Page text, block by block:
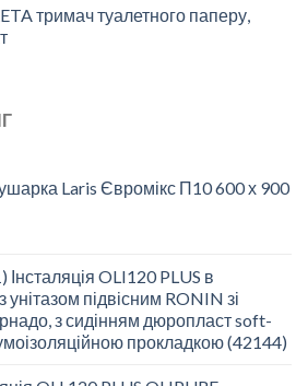
тримач туалетного паперу,
Laris Євромікс П10 600 х 900
Інсталяція OLI120 PLUS в
унітазом підвісним RONIN зі
з сидінням дюропласт soft-
прокладкою (42144)